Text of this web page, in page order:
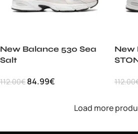
New Balance 530 Sea
Salt
112.00€ 84.99€
New
112.00
Load more